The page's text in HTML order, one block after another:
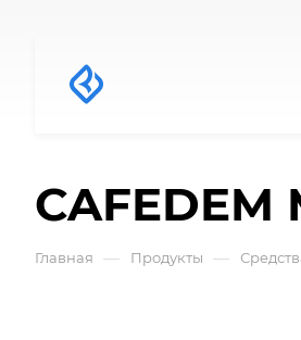
CAFEDEM
Главная — Продукты —